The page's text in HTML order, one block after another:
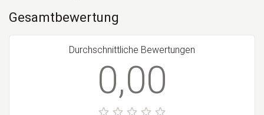
Gesamtbewertung
Durchschnittliche Bewertungen
0,00